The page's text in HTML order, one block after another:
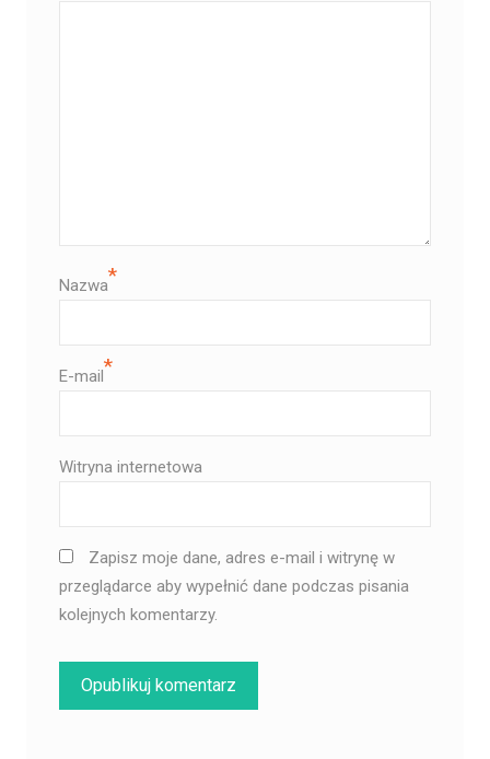
Nazwa*
E-mail*
Witryna internetowa
Zapisz moje dane, adres e-mail i witrynę w
przeglądarce aby wypełnić dane podczas pisania
kolejnych komentarzy.